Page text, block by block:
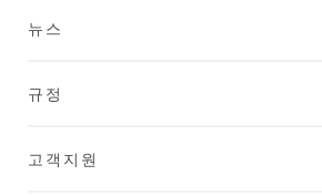
뉴스
규정
고객지원